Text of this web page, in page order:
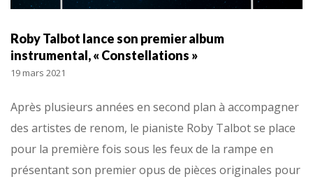
Roby Talbot lance son premier album
instrumental, « Constellations »
19 mars 2021
Après plusieurs années en second plan à accompagner
des artistes de renom, le pianiste Roby Talbot se place
pour la première fois sous les feux de la rampe en
présentant son premier opus de pièces originales pour